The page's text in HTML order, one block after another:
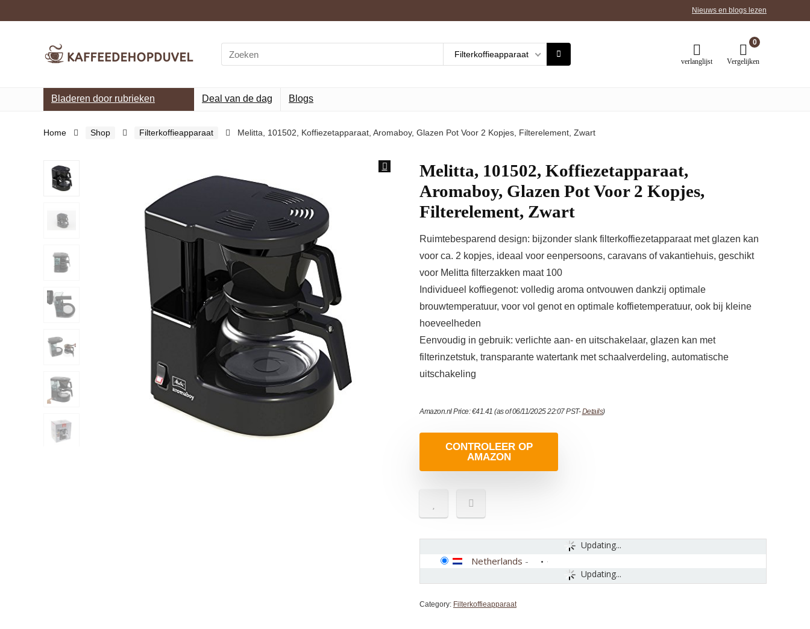
Nieuws en blogs lezen
Search
for:
Filterkoffieapparaat
verlanglijst
0
Vergelijken
Bladeren door rubrieken Deal van de dag Blogs
Home Shop Filterkoffieapparaat Melitta, 101502, Koffiezetapparaat, Aromaboy, Glazen Pot Voor 2 Kopjes, Filterelement, Zwart
Melitta, 101502, Koffiezetapparaat,
Aromaboy, Glazen Pot Voor 2 Kopjes,
Filterelement, Zwart
Ruimtebesparend design: bijzonder slank filterkoffiezetapparaat met glazen kan
voor ca. 2 kopjes, ideaal voor eenpersoons, caravans of vakantiehuis, geschikt
voor Melitta filterzakken maat 100
Individueel koffiegenot: volledig aroma ontvouwen dankzij optimale
brouwtemperatuur, voor vol genot en optimale koffietemperatuur, ook bij kleine
hoeveelheden
Eenvoudig in gebruik: verlichte aan- en uitschakelaar, glazen kan met
filterinzetstuk, transparante watertank met schaalverdeling, automatische
uitschakeling
Amazon.nl Price:€41.41 (as of 06/11/2025 22:07 PST-Details)
CONTROLEER OP
AMAZON
Updating...
Updating...
Netherlands -
Category: Filterkoffieapparaat